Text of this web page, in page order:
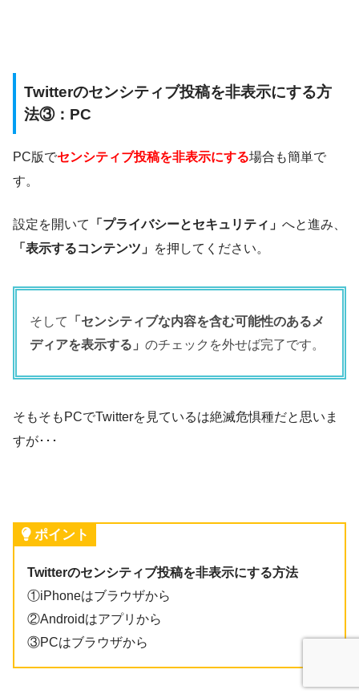
Twitterのセンシティブ投稿を非表示にする方
法③：PC
PC版でセンシティブ投稿を非表示にする場合も簡単で
す。
設定を開いて 「プライバシーとセキュリティ」 へと進み、
「表示するコンテンツ」 を押してください。
そして
「センシティブな内容を含む可能性のあるメ
ディアを表示する」 のチェックを外せば完了です。
そもそもPCでTwitterを見ているは絶滅危惧種だと思いま
すが･･･
ポイント
Twitterのセンシティブ投稿を非表示にする方法
①iPhoneはブラウザから
②Androidはアプリから
③PCはブラウザから